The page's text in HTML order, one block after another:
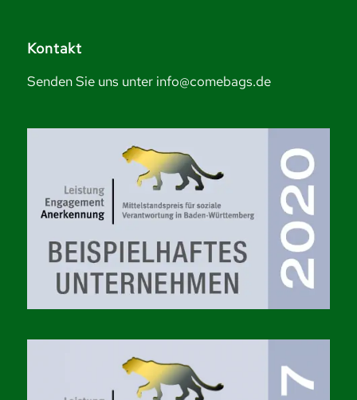
Kontakt
Senden Sie uns unter info@comebags.de